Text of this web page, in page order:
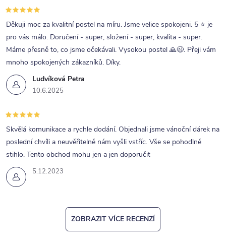
p
r
v
k
y
v
p
i
s
u
Ludvíková Petra
10.6.2025
Děkuji moc za kvalitní postel na míru. Jsme velice spokojeni. 5 ⭐ je
pro vás málo. Doručení - super, složení - super, kvalita - super.
Máme přesně to, co jsme očekávali. Vysokou postel 🙏😉. Přeji vám
mnoho spokojených zákazníků. Díky.
5.12.2023
Skvělá komunikace a rychle dodání. Objednali jsme vánoční dárek na
poslední chvíli a neuvěřitelně nám vyšli vstříc. Vše se pohodlně
stihlo. Tento obchod mohu jen a jen doporučit
ZOBRAZIT VÍCE RECENZÍ